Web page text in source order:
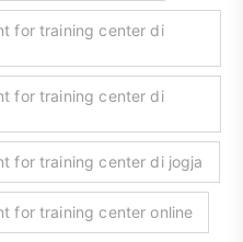
for training center di
for training center di
for training center di jogja
for training center online